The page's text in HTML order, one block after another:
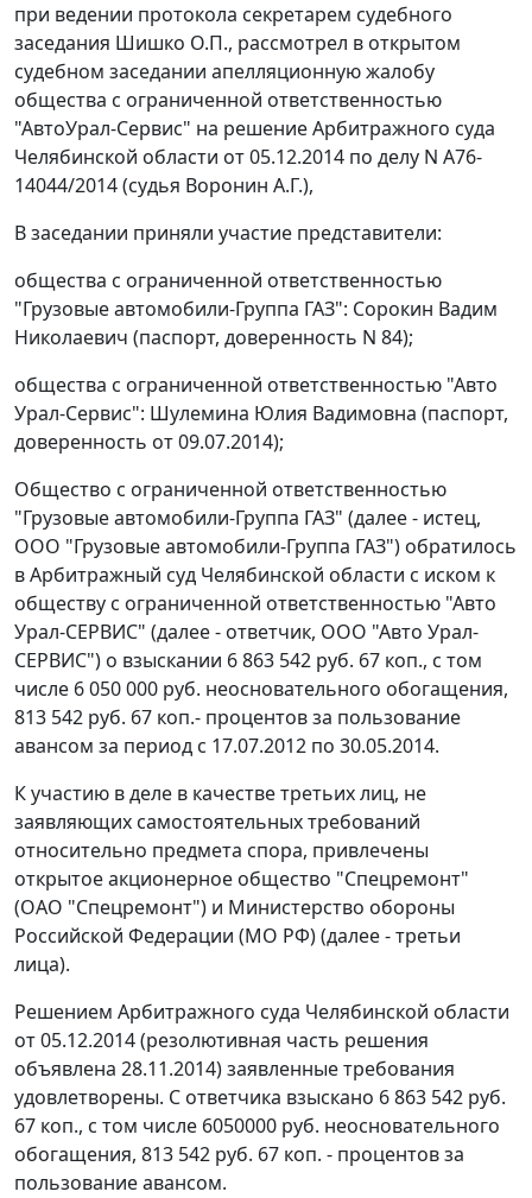
при ведении протокола секретарем судебного
заседания Шишко О.П., рассмотрел в открытом
судебном заседании апелляционную жалобу
общества с ограниченной ответственностью
"АвтоУрал-Сервис" на решениеАрбитражного суда
Челябинской области от 05.12.2014 по делу N А76-
14044/2014 (судья Воронин А.Г.),
В заседании приняли участие представители:
общества с ограниченной ответственностью
"Грузовые автомобили-Группа ГАЗ": Сорокин Вадим
Николаевич (паспорт, доверенность N 84);
общества с ограниченной ответственностью "Авто
Урал-Сервис": Шулемина Юлия Вадимовна (паспорт,
доверенность от 09.07.2014);
Общество с ограниченной ответственностью
"Грузовые автомобили-Группа ГАЗ" (далее - истец,
ООО "Грузовые автомобили-Группа ГАЗ") обратилось
в Арбитражный суд Челябинской области с иском к
обществу с ограниченной ответственностью "Авто
Урал-СЕРВИС" (далее - ответчик, ООО "Авто Урал-
СЕРВИС") о взыскании 6 863 542 руб. 67 коп., с том
числе 6 050 000 руб. неосновательного обогащения,
813 542 руб. 67 коп.- процентов за пользование
авансом за период с 17.07.2012 по 30.05.2014.
К участию в деле в качестве третьих лиц, не
заявляющих самостоятельных требований
относительно предмета спора, привлечены
открытое акционерное общество "Спецремонт"
(ОАО "Спецремонт") и Министерство обороны
Российской Федерации (МО РФ) (далее - третьи
лица).
Решением Арбитражного суда Челябинской области
от 05.12.2014 (резолютивная часть решения
объявлена 28.11.2014) заявленные требования
удовлетворены. С ответчика взыскано 6 863 542 руб.
67 коп., с том числе 6050000 руб. неосновательного
обогащения, 813 542 руб. 67 коп. - процентов за
пользование авансом.